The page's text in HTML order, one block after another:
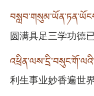
圆满具足三学功德
利生事业妙香遍世